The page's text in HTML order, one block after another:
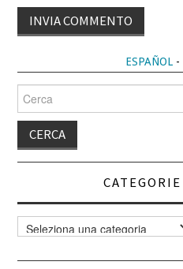
ESPAÑOL-
per:
Categorie
articoli